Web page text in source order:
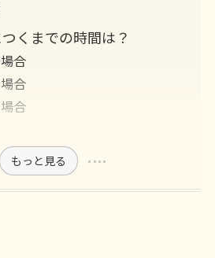
くまでの時間は？
合
合
合
もっと見る